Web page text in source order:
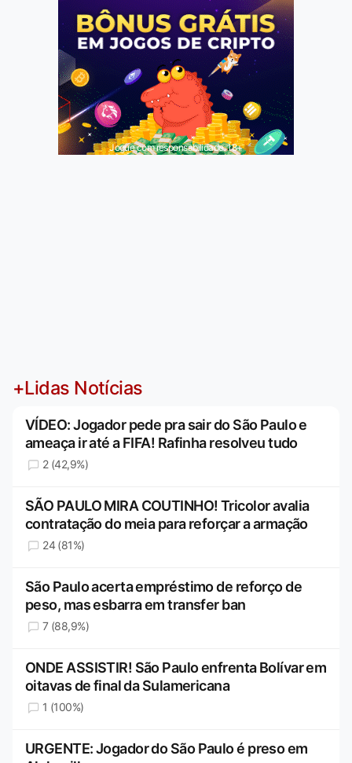
Jogue com responsabilidade. 18+
+Lidas Notícias
VÍDEO: Jogador pede pra sair do São Paulo e
ameaça ir até a FIFA! Rafinha resolveu tudo
2 (42,9%)
SÃO PAULO MIRA COUTINHO! Tricolor avalia
contratação do meia para reforçar a armação
24 (81%)
São Paulo acerta empréstimo de reforço de
peso, mas esbarra em transfer ban
7 (88,9%)
ONDE ASSISTIR! São Paulo enfrenta Bolívar em
oitavas de final da Sulamericana
1 (100%)
URGENTE: Jogador do São Paulo é preso em